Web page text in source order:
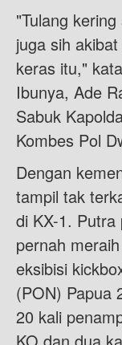
"Tulang
juga sih
keras itu,"
Ibunya, Ade
Sabuk
Kombes Pol
Dengan
tampil tak
di KX-1.
pernah
eksibisi
(PON) Papua
20 kali
KO dan dua